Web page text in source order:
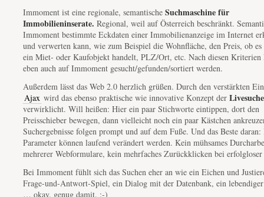
Immoment ist eine regionale, semantische Suchmaschine für
Immobilieninserate. Regional, weil auf Österreich beschränkt.
Immoment bestimmte Eckdaten einer Immobilienanzeige im Internet
und verwerten kann, wie zum Beispiel die Wohnfläche, den Preis, ob
ein Miet- oder Kaufobjekt handelt, PLZ/Ort, etc. Nach diesen Kriterien
eben auch auf Immoment gesucht/gefunden/sortiert werden.
Außerdem lässt das Web 2.0 herzlich grüßen. Durch den verstärkten
Ajax wird das ebenso praktische wie innovative Konzept der Livesuche
verwirklicht. Will heißen: Hier ein paar Stichworte eintippen, dort den
Preisschieber bewegen, dann vielleicht noch ein paar Kästchen
Suchergebnisse folgen prompt und auf dem Fuße. Und das Beste daran:
Parameter können laufend verändert werden. Kein mühsames
mehrerer Webformulare, kein mehrfaches Zurückklicken bei erfolgloser
Bei Immoment fühlt sich das Suchen eher an wie ein Eichen und
Frage-und-Antwort-Spiel, ein Dialog mit der Datenbank, ein lebendiger
… okay, genug damit. ;-)